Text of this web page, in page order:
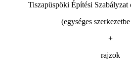
Tiszapüspöki Építési Szabályzat
(egységes
+
rajzok